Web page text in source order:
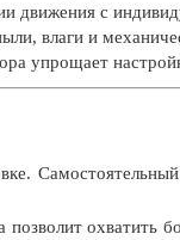
с
влаги и
упрощает
позволит охватить